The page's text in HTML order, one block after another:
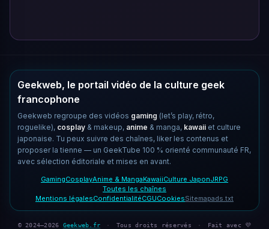
Geekweb, le portail vidéo de la culture geek
francophone
Geekweb regroupe des vidéos gaming (let’s play, rétro,
roguelike), cosplay & makeup, anime & manga, kawaii et culture
japonaise. Tu peux suivre des chaînes, liker les contenus et
proposer la tienne — un GeekTube 100 % orienté communauté FR,
avec sélection éditoriale et mises en avant.
GamingCosplayAnime & MangaKawaiiCulture JaponJRPG
Toutes les chaînes
Mentions légalesConfidentialitéCGUCookiesSitemapads.txt
© 2024–2026 Geekweb.fr · Tous droits réservés ·
Fait avec 💜